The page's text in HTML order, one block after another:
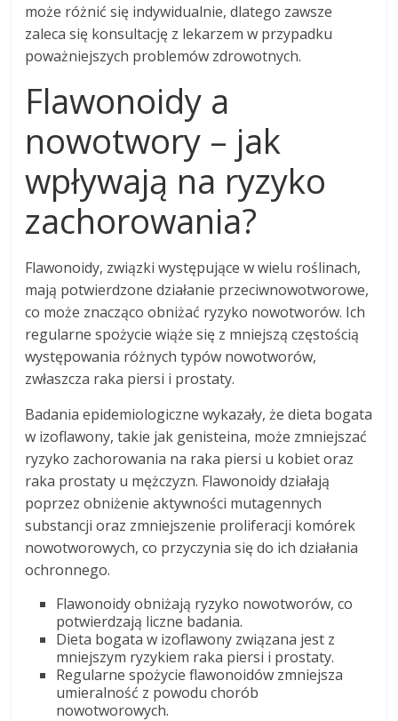
może różnić się indywidualnie, dlatego zawsze
zaleca się konsultację z lekarzem w przypadku
poważniejszych problemów zdrowotnych.
Flawonoidy a
nowotwory – jak
wpływają na ryzyko
zachorowania?
Flawonoidy, związki występujące w wielu roślinach,
mają potwierdzone działanie przeciwnowotworowe,
co może znacząco obniżać ryzyko nowotworów. Ich
regularne spożycie wiąże się z mniejszą częstością
występowania różnych typów nowotworów,
zwłaszcza raka piersi i prostaty.
Badania epidemiologiczne wykazały, że dieta bogata
w izoflawony, takie jak genisteina, może zmniejszać
ryzyko zachorowania na raka piersi u kobiet oraz
raka prostaty u mężczyzn. Flawonoidy działają
poprzez obniżenie aktywności mutagennych
substancji oraz zmniejszenie proliferacji komórek
nowotworowych, co przyczynia się do ich działania
ochronnego.
Flawonoidy obniżają ryzyko nowotworów, co
potwierdzają liczne badania.
Dieta bogata w izoflawony związana jest z
mniejszym ryzykiem raka piersi i prostaty.
Regularne spożycie flawonoidów zmniejsza
umieralność z powodu chorób
nowotworowych.